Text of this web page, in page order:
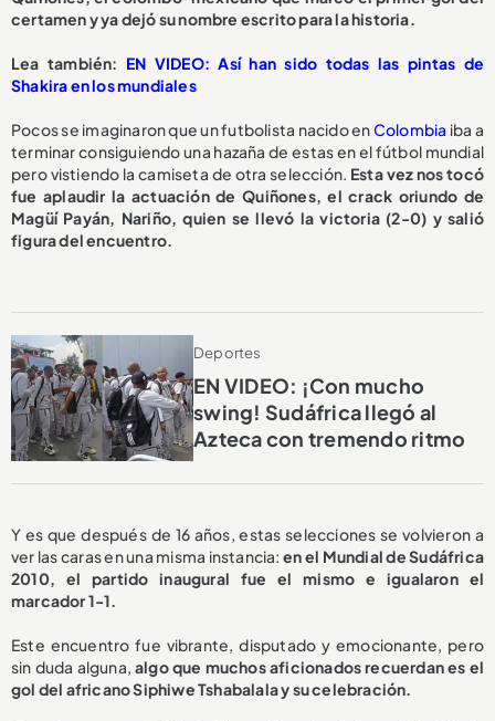
certamen y ya dejó su nombre escrito para la historia.
Lea también: EN VIDEO: Así han sido todas las pintas de
Shakira en los mundiales
Pocos se imaginaron que un futbolista nacido enColombia iba a
terminar consiguiendo una hazaña de estas en el fútbol mundial
pero vistiendo la camiseta de otra selección. Esta vez nos tocó
fue aplaudir la actuación de Quiñones, el crack oriundo de
Magüí Payán, Nariño, quien se llevó la victoria (2-0) y salió
figura del encuentro.
Deportes
EN VIDEO: ¡Con mucho
swing! Sudáfrica llegó al
Azteca con tremendo ritmo
Y es que después de 16 años, estas selecciones se volvieron a
ver las caras en una misma instancia: en el Mundial de Sudáfrica
2010, el partido inaugural fue el mismo e igualaron el
marcador 1-1.
Este encuentro fue vibrante, disputado y emocionante, pero
sin duda alguna,algo que muchos aficionados recuerdan es el
gol del africano Siphiwe Tshabalala y su celebración.